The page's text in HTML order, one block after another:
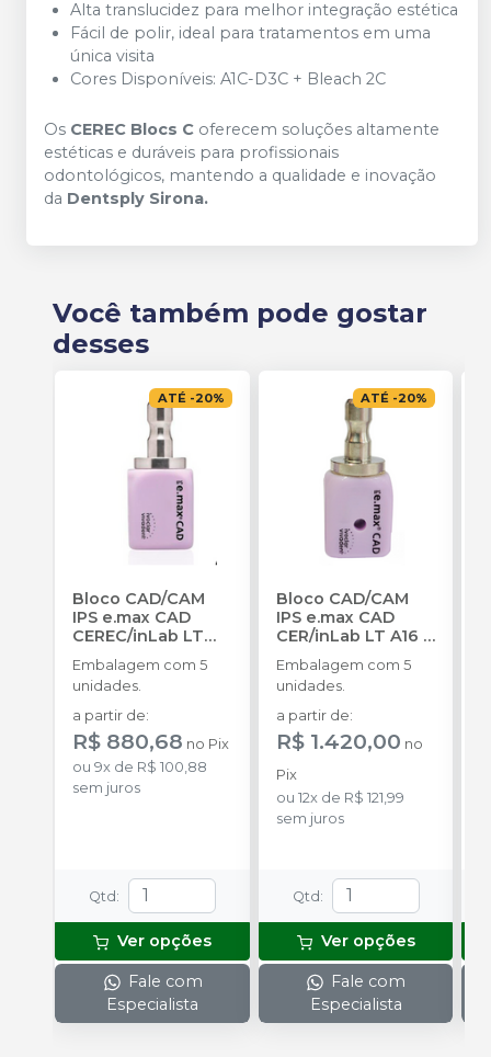
Alta translucidez para melhor integração estética
Fácil de polir, ideal para tratamentos em uma
única visita
Cores Disponíveis: A1C-D3C + Bleach 2C
Os CEREC Blocs C oferecem soluções altamente
estéticas e duráveis para profissionais
odontológicos, mantendo a qualidade e inovação
da Dentsply Sirona.
Você também pode gostar
desses
ATÉ -20%
Bloco CAD/CAM
IPS e.max CAD
CEREC/inLab LT
C16
-
Embalagem com 5
unidades.
a partir de:
R$ 880,68 no Pix
ou 9x de R$ 100,88
sem juros
Qtd :
Ver opções
Fale com
Especialista
ATÉ -20%
Bloco CAD/CAM
IPS e.max CAD
CER/inLab LT A16 -
IVOCLAR
Embalagem com 5
unidades.
a partir de:
R$ 1.420,00 no
Pix
ou 12x de R$ 121,99
sem juros
Qtd :
Ver opções
Fale com
Especialista